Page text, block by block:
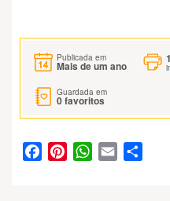
Publicada em
Mais de um ano
Guardada em
0favoritos
FacebookPinterestWhatsApp
Email